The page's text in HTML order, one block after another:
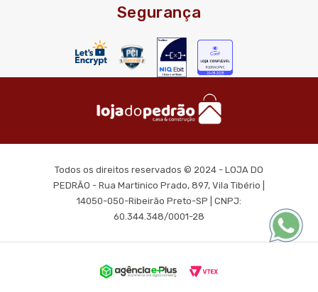
Segurança
Todos os direitos reservados © 2024 - LOJA DO
PEDRÃO - Rua Martinico Prado, 897, Vila Tibério |
14050-050-Ribeirão Preto-SP | CNPJ:
60.344.348/0001-28